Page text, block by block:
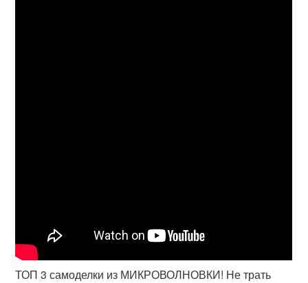
ТОП 3 самоделки из МИКРОВОЛНОВКИ! Не трать